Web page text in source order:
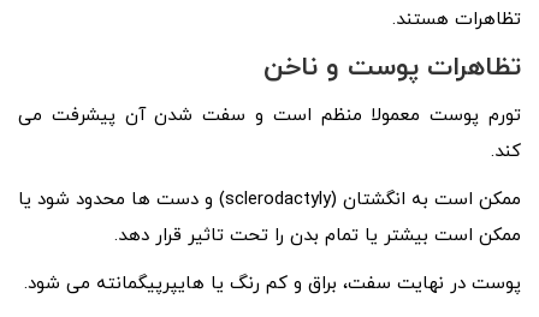
تظاهرات هستند.
تظاهرات پوست و ناخن
تورم پوست معمولا منظم است و سفت شدن آن پیشرفت می
کند.
ممکن است به انگشتان (sclerodactyly) و دست ها محدود شود یا
ممکن است بیشتر یا تمام بدن را تحت تاثیر قرار دهد.
پوست در نهایت سفت، براق و کم رنگ یا هایپرپیگمانته می شود.